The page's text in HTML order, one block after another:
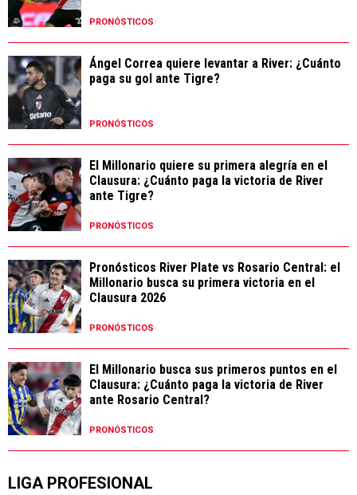
PRONÓSTICOS
Ángel Correa quiere levantar a River: ¿Cuánto
paga su gol ante Tigre?
PRONÓSTICOS
El Millonario quiere su primera alegría en el
Clausura: ¿Cuánto paga la victoria de River
ante Tigre?
PRONÓSTICOS
Pronósticos River Plate vs Rosario Central: el
Millonario busca su primera victoria en el
Clausura 2026
PRONÓSTICOS
El Millonario busca sus primeros puntos en el
Clausura: ¿Cuánto paga la victoria de River
ante Rosario Central?
PRONÓSTICOS
LIGA PROFESIONAL